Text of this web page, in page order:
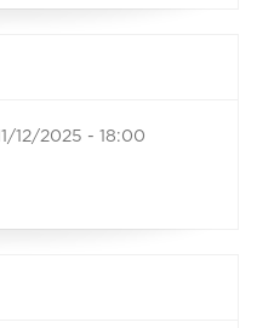
12/2025 - 18:00